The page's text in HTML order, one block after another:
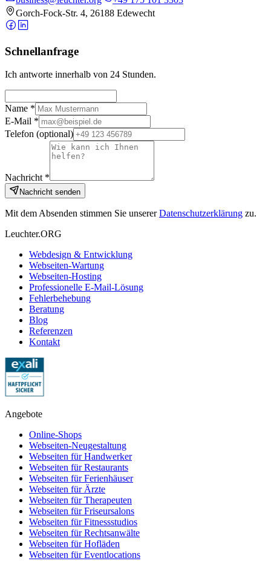
Gorch-Fock-Str. 4, 26188 Edewecht
Schnellanfrage
Ich antworte innerhalb von 24 Stunden.
Name *
E-Mail *
Telefon (optional)
Nachricht *
Nachricht senden
Mit dem Absenden stimmen Sie unserer Datenschutzerklärung zu.
Leuchter.ORG
Webdesign & Entwicklung
Webseiten-Wartung
Webseiten-Hosting
Professionelle E-Mail-Lösung
Fehlerbehebung
Beratung
Blog
Referenzen
Kontakt
Angebote
Online-Shops
Webseiten-Neugestaltung
Webseiten für Handwerker
Webseiten für Restaurants
Webseiten für Ferienhäuser
Webseiten für Ärzte
Webseiten für Therapeuten
Webseiten für Friseursalons
Webseiten für Fitnessstudios
Webseiten für Rechtsanwälte
Webseiten für Hofläden
Webseiten für Eventlocations